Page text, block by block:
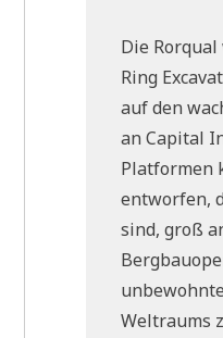
Die
Ring
auf den
an Capital
Platformen
entworfen,
sind, groß
Weltraums